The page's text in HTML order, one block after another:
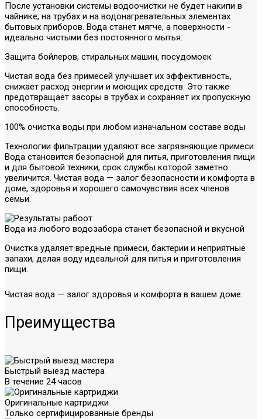
После установки системы водоочистки не будет накипи в
чайнике, на трубах и на водонагревательных элементах
бытовых приборов. Вода станет мягче, а поверхности -
идеально чистыми без постоянного мытья.
Защита бойлеров, стиральных машин, посудомоек
Чистая вода без примесей улучшает их эффективность,
снижает расход энергии и моющих средств. Это также
предотвращает засоры в трубах и сохраняет их пропускную
способность.
100% очистка воды при любом изначальном составе воды
Технологии фильтрации удаляют все загрязняющие примеси.
Вода становится безопасной для питья, приготовления пищи
и для бытовой техники, срок службы которой заметно
увеличится. Чистая вода — залог безопасности и комфорта в
доме, здоровья и хорошего самочувствия всех членов
семьи.
Вода из любого водозабора станет безопасной и вкусной
Очистка удаляет вредные примеси, бактерии и неприятные
запахи, делая воду идеальной для питья и приготовления
пищи.
Чистая вода — залог здоровья и комфорта в вашем доме.
Преимущества
Быстрый выезд мастера
В течение 24 часов
Оригинальные картриджи
Только сертифицированные бренды